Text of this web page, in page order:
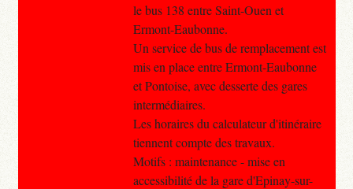
le bus 138 entre Saint-Ouen et
Ermont-Eaubonne.
Un service de bus de remplacement est
mis en place entre Ermont-Eaubonne
et Pontoise, avec desserte des gares
intermédiaires.
Les horaires du calculateur d'itinéraire
tiennent compte des travaux.
Motifs : maintenance - mise en
accessibilité de la gare d'Epinay-sur-